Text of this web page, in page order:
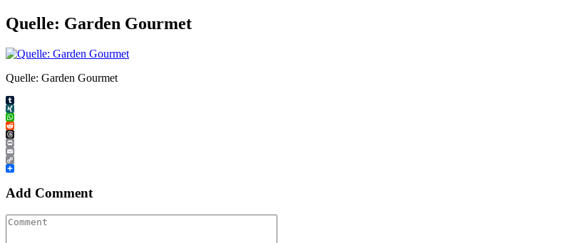
Quelle: Garden Gourmet
Quelle: Garden Gourmet
Tumblr
XING
WhatsApp
Reddit
Threads
Print
Email
Copy
Link
Teilen
Add Comment